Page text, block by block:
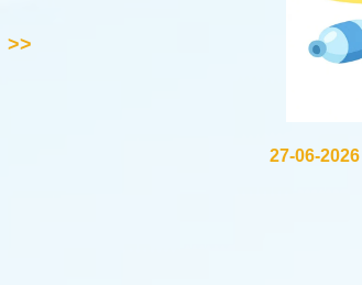
27-06-2026
>>